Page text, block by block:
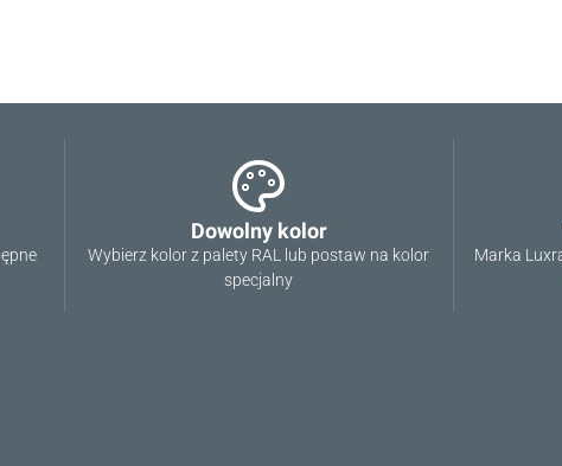
Dowolny kolor
Wybierz kolor z palety RAL lub postaw na kolor
specjalny
Marka